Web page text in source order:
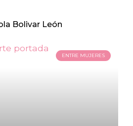
Bolivar León
ENTRE MUJERES